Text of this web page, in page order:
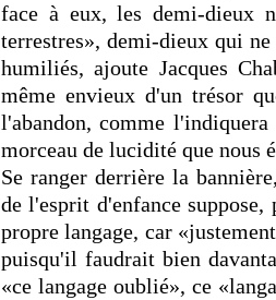
face à eux, les demi-dieux
terrestres», demi-dieux qui
humiliés, ajoute Jacques
même envieux d'un trésor
l'abandon, comme
morceau de lucidité que nous
Se ranger derrière la
de l'esprit d'enfance
propre langage, car
puisqu'il faudrait bien
«ce langage oublié», ce